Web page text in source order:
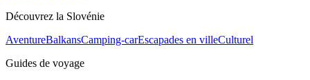
Découvrez la Slovénie
AventureBalkansCamping-carEscapades en villeCulturel
Guides de voyage